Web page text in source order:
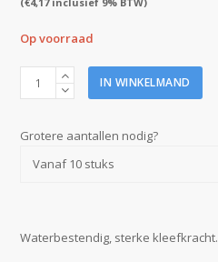
Op voorraad
Hansaplast
pleister
cm
aantal
IN WINKELMAND
Grotere aantallen nodig?
Vanaf 10 stuks
Waterbestendig, sterke kleefkracht.